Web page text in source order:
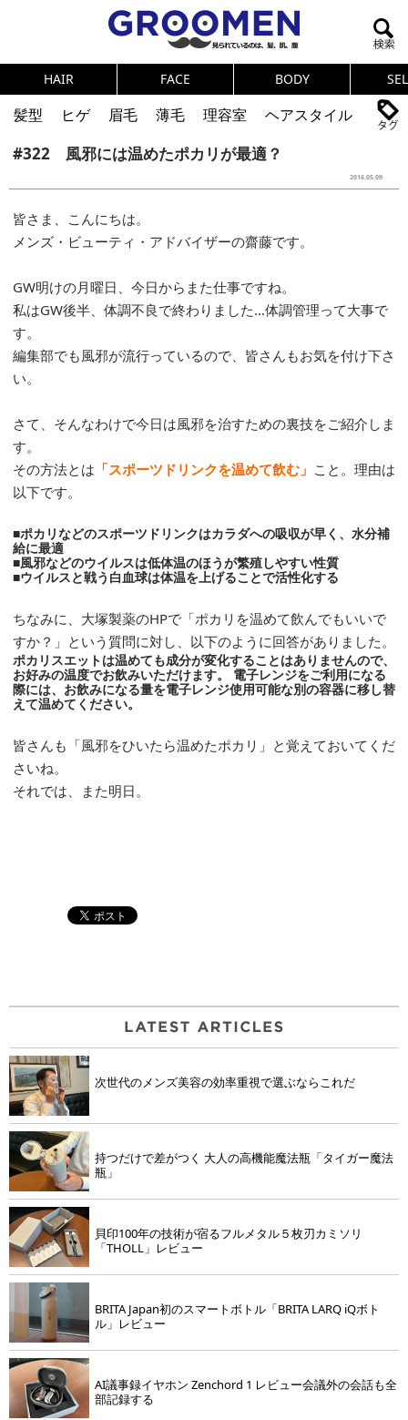
HAIR FACE BODY
髪型 ヒゲ 眉毛 薄毛 理容室
ヘアスタイル
ヘアカタログ
体臭 ニオイ
連載
メンズコスメ
NEWS PICK UP 筋肉
女の本音
テストステロン
海外セレブ 眉毛
メタボ
トレーニング
好印象な男
頭皮ケア
ダイエット
理容室
#322 風邪には温めたポカリが最適？
2016.05.09
皆さま、こんにちは。
メンズ・ビューティ・アドバイザーの齋藤です。
GW明けの月曜日、今日からまた仕事ですね。
私はGW後半、体調不良で終わりました…体調管理って大事で
す。
編集部でも風邪が流行っているので、皆さんもお気を付け下さ
い。
さて、そんなわけで今日は風邪を治すための裏技をご紹介しま
す。
その方法とは 「スポーツドリンクを温めて飲む」 こと。理由は
以下です。
■ポカリなどのスポーツドリンクはカラダへの吸収が早く、水分補
給に最適
■風邪などのウイルスは低体温のほうが繁殖しやすい性質
■ウイルスと戦う白血球は体温を上げることで活性化する
ちなみに、大塚製薬のHPで「ポカリを温めて飲んでもいいで
すか？」という質問に対し、以下のように回答がありました。
ポカリスエットは温めても成分が変化することはありませんので、
お好みの温度でお飲みいただけます。 電子レンジをご利用になる
際には、お飲みになる量を電子レンジ使用可能な別の容器に移し替
えて温めてください。
皆さんも「風邪をひいたら温めたポカリ」と覚えておいてくだ
さいね。
それでは、また明日。
次世代のメンズ美容の効率重視で選ぶならこれだ
持つだけで差がつく 大人の高機能魔法瓶「タイガー魔法
瓶」
貝印100年の技術が宿るフルメタル５枚刃カミソリ
「THOLL」レビュー
BRITA Japan初のスマートボトル「BRITA LARQ iQボト
ル」レビュー
AI議事録イヤホン Zenchord 1 レビュー会議外の会話も全
部記録する